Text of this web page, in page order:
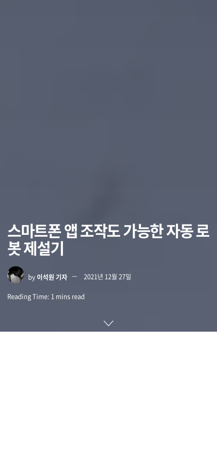
스마트폰 앱 조작도 가능한 자동 로
봇 제설기
by 이석원 기자 2021년 12월 27일
Reading Time: 1 mins read